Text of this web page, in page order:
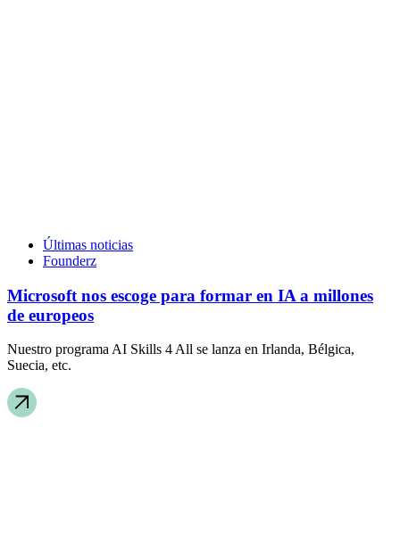
Últimas noticias
Founderz
Microsoft nos escoge para formar en IA a millones
de europeos
Nuestro programa AI Skills 4 All se lanza en Irlanda, Bélgica,
Suecia, etc.